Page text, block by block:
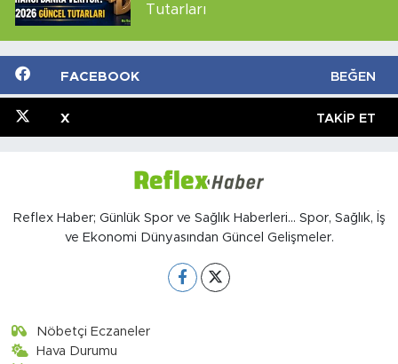
Tutarları
FACEBOOK BEĞEN
X TAKIP ET
Reflex Haber; Günlük Spor ve Sağlık Haberleri... Spor, Sağlık, İş
ve Ekonomi Dünyasından Güncel Gelişmeler.
Nöbetçi Eczaneler
Hava Durumu